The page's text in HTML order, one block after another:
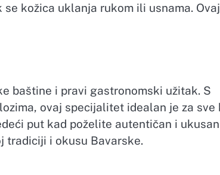
kožica uklanja rukom ili usnama.
baštine i pravi gastronomski užitak. S
ovaj specijalitet idealan je za sve
put kad poželite autentičan i
tradiciji i okusu Bavarske.